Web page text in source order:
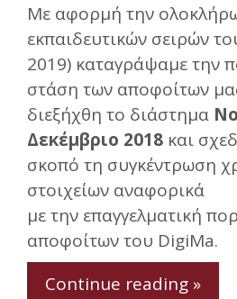
Με αφορμή την
εκπαιδευτικών σειρών
2019) καταγράψαμε την
στάση των αποφοίτων
διεξήχθη το διάστημα
Δεκέμβριο 2018 και
σκοπό τη συγκέντρωση
στοιχείων αναφορικά
μετην επαγγελματική
αποφοίτων του DigiMa.
Continue reading »